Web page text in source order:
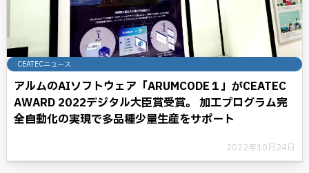
CEATECニュース
アルムのAIソフトウェア「ARUMCODE１」がCEATEC
AWARD 2022デジタル大臣賞受賞。 加工プログラム完
全自動化の実現で多品種少量生産をサポート
2022年10月24日